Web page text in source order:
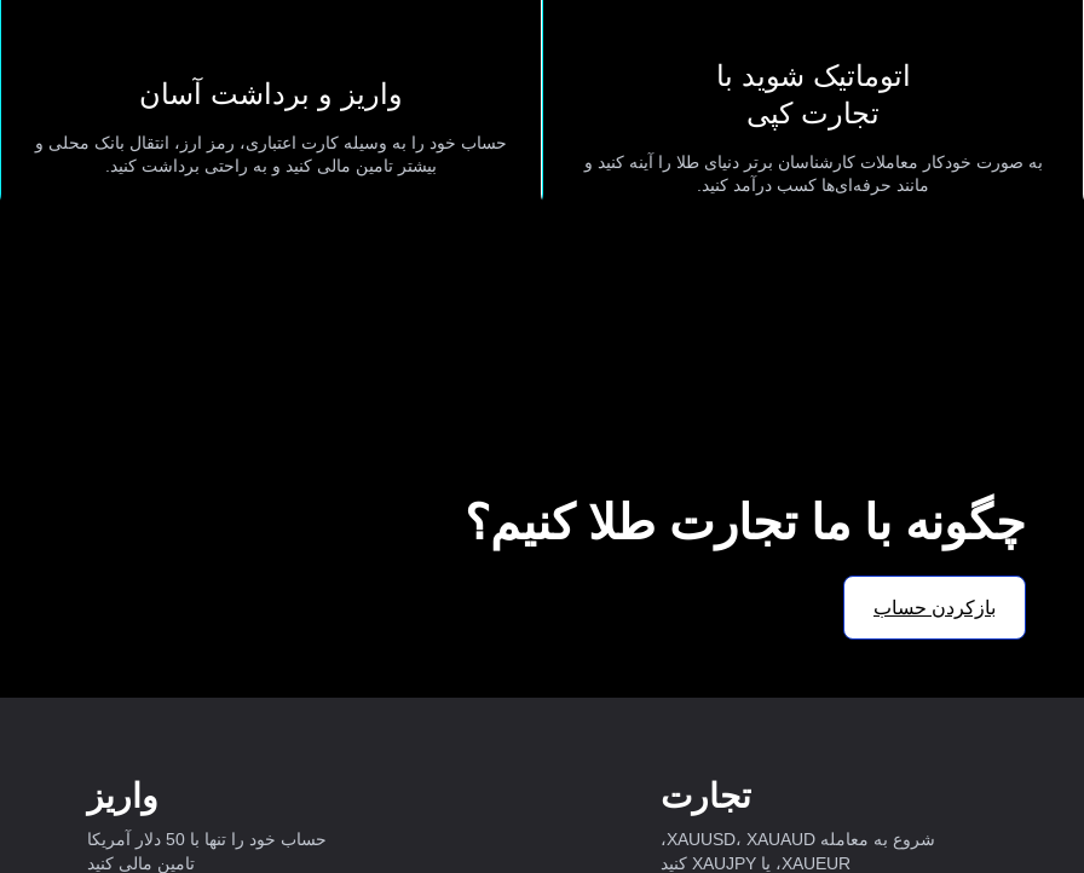
واریز و برداشت آسان
حساب خود را به وسیله کارت اعتباری، رمز ارز، انتقال بانک محلی و
بیشتر تامین مالی کنید و به راحتی برداشت کنید.
اتوماتیک شوید با
تجارت کپی
به صورت خودکار معاملات کارشناسان برتر دنیای طلا را آینه کنید و
مانند حرفه‌ای‌ها کسب درآمد کنید.
چگونه با ما تجارت طلا کنیم؟
بازکردن حساب
واریز
حساب خود را تنها با 50 دلار آمریکا
تامین مالی کنید
تجارت
شروع به معامله XAUUSD، XAUAUD،
XAUEUR، یا XAUJPY کنید